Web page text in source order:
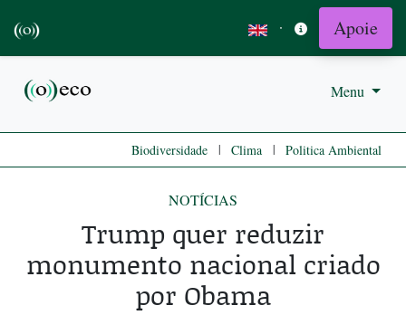
· Apoie
Menu
Biodiversidade | Clima | Politica Ambiental
NOTÍCIAS
Trump quer reduzir
monumento nacional criado
por Obama